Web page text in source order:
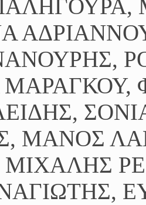
ΜΑΡΑΓΚΟΥ,
ΜΑΝΟΣ